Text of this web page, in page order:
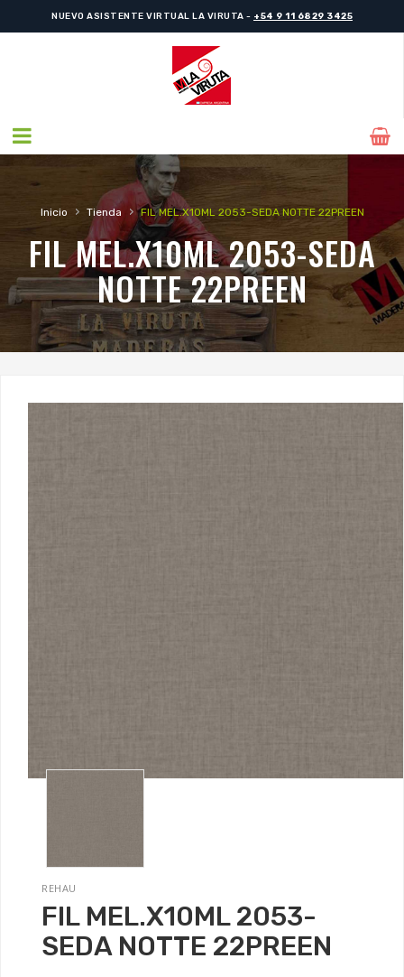
NUEVO ASISTENTE VIRTUAL LA VIRUTA - +54 9 11 6829 3425
Inicio › Tienda › FIL MEL.X10ML 2053-SEDA NOTTE 22PREEN
FIL MEL.X10ML 2053-SEDA
NOTTE 22PREEN
REHAU
FIL MEL.X10ML 2053-
SEDA NOTTE 22PREEN